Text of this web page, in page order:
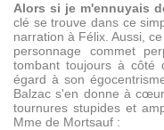
Alors si je m'ennuyais
clé se trouve dans ce
narration à Félix. Aussi,
personnage commet
tombant toujours à côté
égard à son
Balzac s'en donne à
tournures stupides et
Mme de Mortsauf :